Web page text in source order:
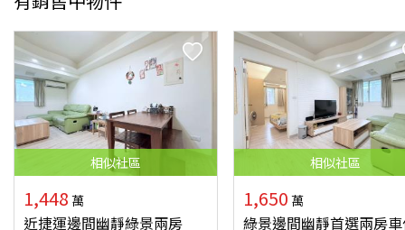
相似社區
1,448 萬
近捷運邊間幽靜綠景兩房
相似社區
1,650 萬
綠景邊間幽靜首選兩房